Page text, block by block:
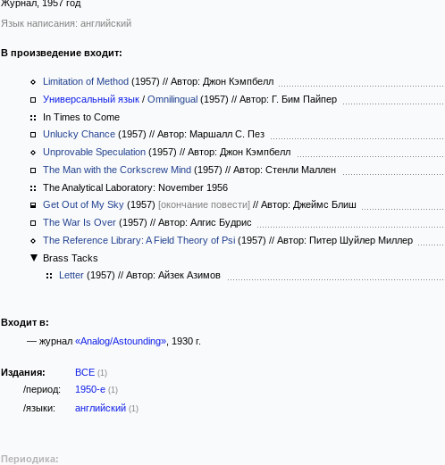
Журнал, 1957 год
Язык написания: английский
В произведение входит:
Limitation of Method (1957) // Автор: Джон Кэмпбелл
Универсальный язык / Omnilingual (1957) // Автор: Г. Бим Пайпер
In Times to Come
Unlucky Chance (1957) // Автор: Маршалл С. Пез
Unprovable Speculation (1957) // Автор: Джон Кэмпбелл
The Man with the Corkscrew Mind (1957) // Автор: Стенли Маллен
The Analytical Laboratory: November 1956
Get Out of My Sky (1957) [окончание повести] // Автор: Джеймс Блиш
The War Is Over (1957) // Автор: Алгис Будрис
The Reference Library: A Field Theory of Psi (1957) // Автор: Питер Шуйлер Миллер
Brass Tacks
Letter (1957) // Автор: Айзек Азимов
Входит в:
— журнал «Analog/Astounding», 1930 г.
Издания: ВСЕ (1)
/период: 1950-е (1)
/языки: английский (1)
Периодика: